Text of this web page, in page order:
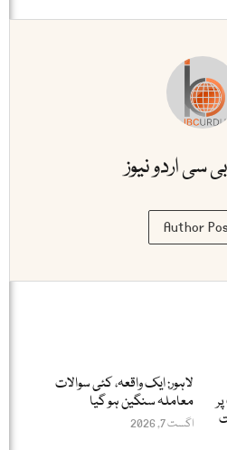
سی اردو نیوز
Author
لاہور: ایک واقعہ، کئی سوالات
معاملہ سنگین ہو گیا
اگست 7, 2026